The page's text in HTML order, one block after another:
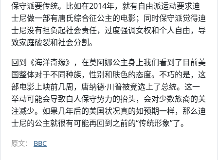
保守派要传统。比如在2014年，就有自由派运动要求迪
士尼做一部有唐氏综合征公主的电影；同时保守派觉得迪
士尼没有担负起社会责任，过度强调女权和个人自由，导
致家庭破裂和社会分割。
回到《海洋奇缘》，在莫阿娜公主身上我们看到了目前美
国整体对于不同种族，性别和肤色的态度。不巧的是，这
部电影上映前几周，唐纳德·川普被竞选上了总统。这一
举动可能会导致白人保守势力的抬头，会对少数族裔的关
注减少。如果几年后的美国状况真的如预期一样，那么迪
士尼的公主就很有可能再回到之前的“传统形象”了。
原文： BBC